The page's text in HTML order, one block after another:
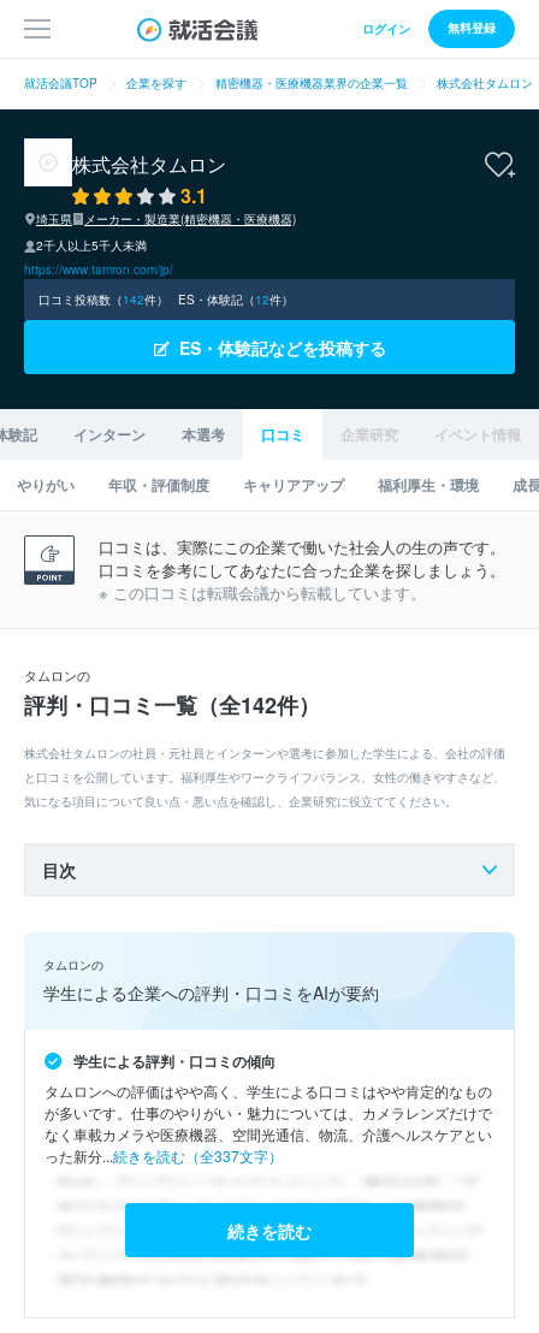
ログイン 無料登録
就活会議TOP 企業を探す 精密機器・医療機器業界の企業一覧 株式会社タムロン
株式会社タムロン
3.1
埼玉県
メーカー・製造業(精密機器・医療機器)
2千人以上5千人未満
https://www.tamron.com/jp/
口コミ投稿数（142件） ES・体験記（12件）
ES・体験記などを投稿する
験記 インターン 本選考 口コミ 企業研究 イベント情報
やりがい 年収・評価制度 キャリアアップ 福利厚生・環境 成
口コミは、実際にこの企業で働いた社会人の生の声です。
口コミを参考にしてあなたに合った企業を探しましょう。
※ この口コミは転職会議から転載しています。
タムロンの
評判・口コミ一覧（全142件）
株式会社タムロンの社員・元社員とインターンや選考に参加した学生による、会社の評価
と口コミを公開しています。福利厚生やワークライフバランス、女性の働きやすさなど、
気になる項目について良い点・悪い点を確認し、企業研究に役立ててください。
目次
タムロンの
学生による企業への評判・口コミをAIが要約
学生による評判・口コミの傾向
タムロンへの評価はやや高く、学生による口コミはやや肯定的なもの
が多いです。仕事のやりがい・魅力については、カメラレンズだけで
なく車載カメラや医療機器、空間光通信、物流、介護ヘルスケアとい
った新分...続きを読む（全337文字）
続きを読む